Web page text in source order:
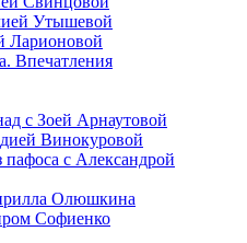
Утышевой
Ларионовой
Впечатления
с Зоей Арнаутовой
Винокуровой
пафоса с Александрой
Олюшкина
Софиенко